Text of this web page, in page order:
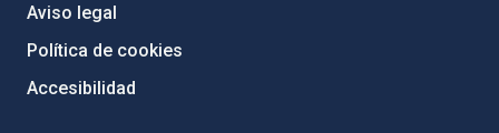
Aviso legal
Política de cookies
Accesibilidad